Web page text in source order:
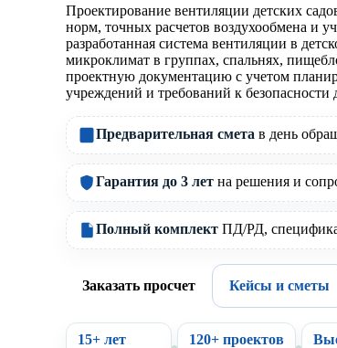
Проектирование вентиляции детских
норм, точных расчетов воздухообмена и
разработанная система вентиляции в
микроклимат в группах, спальнях,
проектную документацию с учетом
учреждений и требований к безопасности
Предварительная смета в день
Гарантия до 3 лет на решения и
Полный комплект ПД/РД,
Заказать просчет Кейсы и сметы
15+ лет 120+ проектов